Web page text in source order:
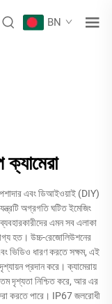
BN
এবং ডিআইওয়াই (DIY)
অগ্রগতি ঘটিত ইমেজিং
এমন সব এলাকা
হত। উচ্চ-রেজোলিউশনের
এবং ভিডিও ধারণ করতে সক্ষম, এই
প্রদান করে। ক্যামেরায়
দৃশ্যতা নিশ্চিত করে, আর এর
করতে পারে। IP67 জলরোধী